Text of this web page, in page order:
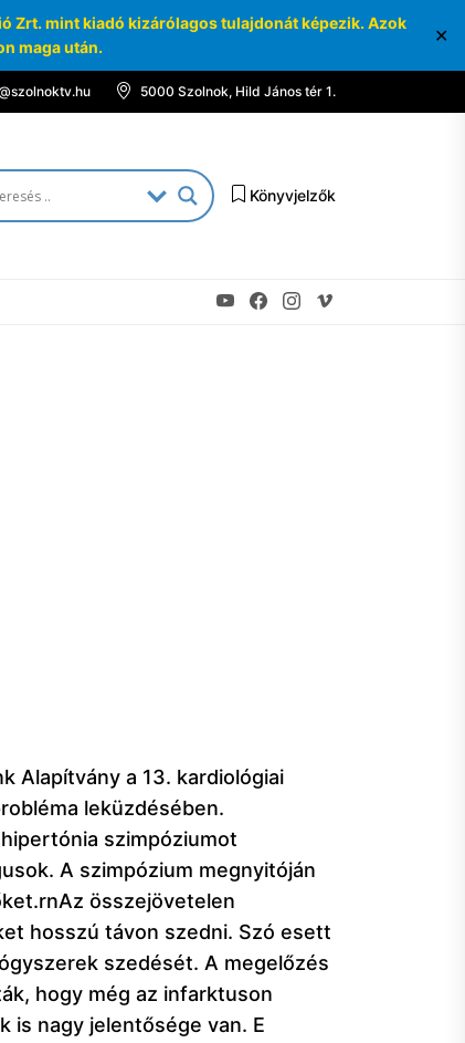
Zrt. mint kiadó kizárólagos tulajdonát képezik. Azok
maga után.
✕
5000 Szolnok, Hild János tér 1.
Könyvjelzők
YoutubeFacebook
Instagram
Vimeo
Alapítvány a 13. kardiológiai
leküzdésében.
szimpóziumot
A szimpózium megnyitóján
összejövetelen
hosszú távon szedni. Szó esett
szedését. A megelőzés
hogy még az infarktuson
is nagy jelentősége van. E